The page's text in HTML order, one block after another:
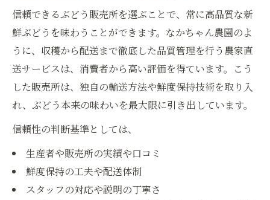
信頼できるぶどう販売所を選ぶことで、常に高品質な新
鮮ぶどうを味わうことができます。なかちゃん農園のよ
うに、収穫から配送まで徹底した品質管理を行う農家直
送サービスは、消費者から高い評価を得ています。こう
した販売所は、独自の輸送方法や鮮度保持技術を取り入
れ、ぶどう本来の味わいを最大限に引き出しています。
信頼性の判断基準としては、
生産者や販売所の実績や口コミ
鮮度保持の工夫や配送体制
スタッフの対応や説明の丁寧さ